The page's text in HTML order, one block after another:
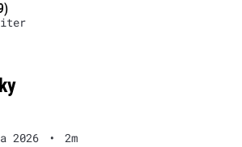
2026 •
2m